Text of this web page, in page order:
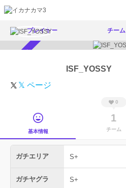
プレイヤー チーム
ISF_YOSSY
𝕏 ページ
基本情報
0
1
チーム
ガチエリア S+
ガチヤグラ S+